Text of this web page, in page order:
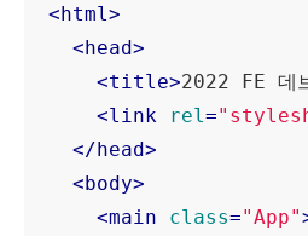
<html >
<head>
<title>2022 FE 데
<link rel =
</head>
<body>
<main class="App"